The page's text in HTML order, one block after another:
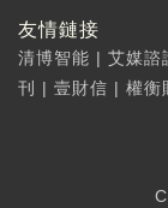
友情鏈接
清博智能 | 艾媒諮
刊
| 壹財信 | 權衡